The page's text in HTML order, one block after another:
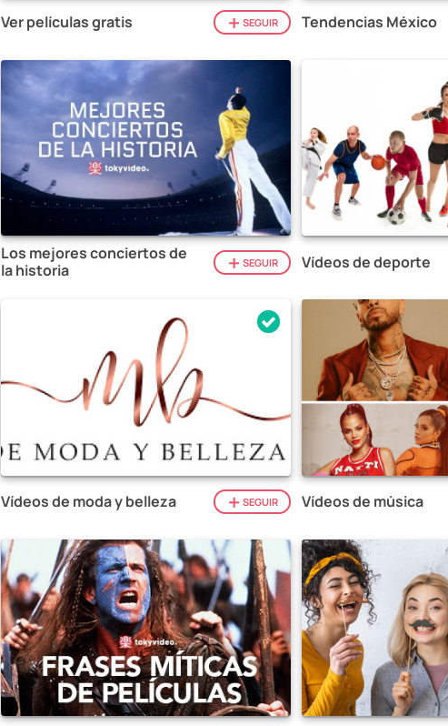
Ver películas gratis SEGUIR Tendencias México
Los mejores conciertos de
la historia
SEGUIR Vídeos de deporte
Vídeos de moda y belleza SEGUIR Vídeos de música